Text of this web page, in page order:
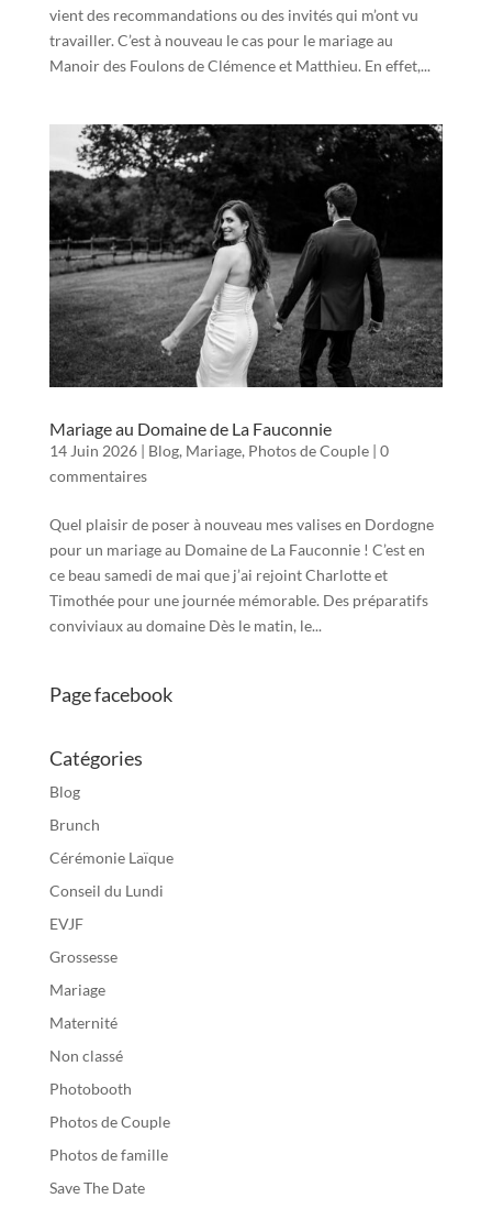
vient des recommandations ou des invités qui m’ont vu
travailler. C’est à nouveau le cas pour le mariage au
Manoir des Foulons de Clémence et Matthieu. En effet,...
Mariage au Domaine de La Fauconnie
14 Juin 2026| Blog, Mariage, Photos de Couple| 0
commentaires
Quel plaisir de poser à nouveau mes valises en Dordogne
pour un mariage au Domaine de La Fauconnie ! C’est en
ce beau samedi de mai que j’ai rejoint Charlotte et
Timothée pour une journée mémorable. Des préparatifs
conviviaux au domaine Dès le matin, le...
Page facebook
Catégories
Blog
Brunch
Cérémonie Laïque
Conseil du Lundi
EVJF
Grossesse
Mariage
Maternité
Non classé
Photobooth
Photos de Couple
Photos de famille
Save The Date